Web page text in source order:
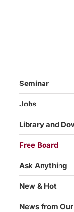
Seminar
Jobs
Library and
Free Board
Ask Anything
New & Hot
News from